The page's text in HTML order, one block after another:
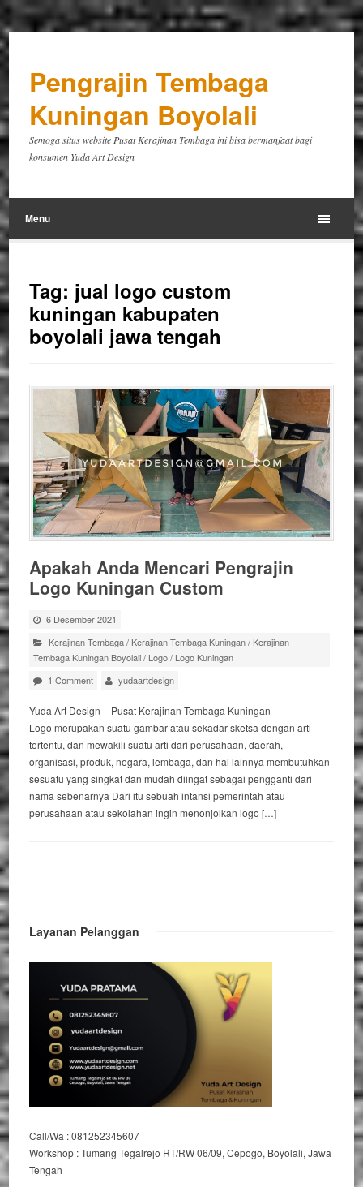
Pengrajin Tembaga
Kuningan Boyolali
Semoga situs website Pusat Kerajinan Tembaga ini bisa bermanfaat bagi
konsumen Yuda Art Design
Menu
Tag: jual logo custom
kuningan kabupaten
boyolali jawa tengah
Apakah Anda Mencari Pengrajin
Logo Kuningan Custom
6 Desember 2021
Kerajinan Tembaga/ Kerajinan Tembaga Kuningan/ Kerajinan
Tembaga Kuningan Boyolali/ Logo/ Logo Kuningan
1 Comment
yudaartdesign
Yuda Art Design – Pusat Kerajinan Tembaga Kuningan
Logo merupakan suatu gambar atau sekadar sketsa dengan arti
tertentu, dan mewakili suatu arti dari perusahaan, daerah,
organisasi, produk, negara, lembaga, dan hal lainnya membutuhkan
sesuatu yang singkat dan mudah diingat sebagai pengganti dari
nama sebenarnya Dari itu sebuah intansi pemerintah atau
perusahaan atau sekolahan ingin menonjolkan logo […]
Layanan Pelanggan
Call/Wa : 081252345607
Workshop : Tumang Tegalrejo RT/RW 06/09, Cepogo, Boyolali, Jawa
Tengah